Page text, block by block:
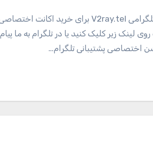
لینک زیر کلیک کنید یا در تلگرام به ما پیام
اختصاصی پشتیبانی تلگرام…